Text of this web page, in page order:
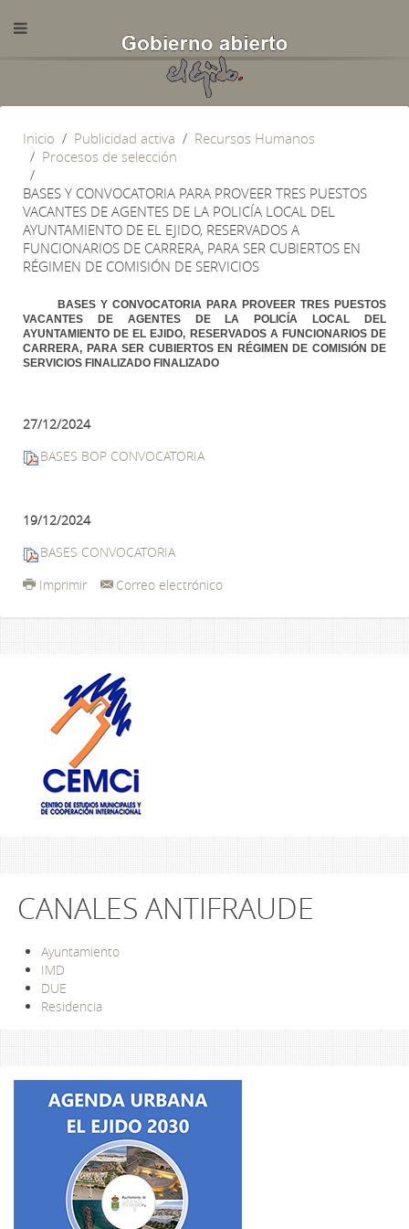
Inicio Publicidad activa
Recursos Humanos
Procesos de selección
BASES Y CONVOCATORIA PARA PROVEER TRES PUESTOS
VACANTES DE AGENTES DE LA POLICÍA LOCAL DEL
AYUNTAMIENTO DE EL EJIDO, RESERVADOS A
FUNCIONARIOS DE CARRERA, PARA SER CUBIERTOS EN
RÉGIMEN DE COMISIÓN DE SERVICIOS
BASES Y CONVOCATORIA PARA PROVEER TRES PUESTOS
VACANTES DE AGENTES DE LA POLICÍA LOCAL DEL
AYUNTAMIENTO DE EL EJIDO, RESERVADOS A FUNCIONARIOS DE
CARRERA, PARA SER CUBIERTOS EN RÉGIMEN DE COMISIÓN DE
SERVICIOS FINALIZADO FINALIZADO
27/12/2024
BASES BOP CONVOCATORIA
19/12/2024
BASES CONVOCATORIA
Imprimir
Correo electrónico
CANALES ANTIFRAUDE
Ayuntamiento
IMD
DUE
Residencia